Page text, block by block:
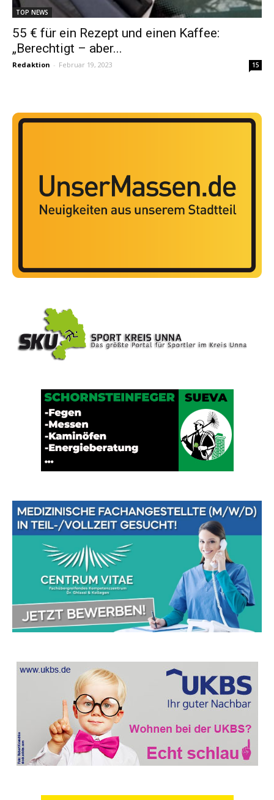
TOP NEWS
55 € für ein Rezept und einen Kaffee:
„Berechtigt – aber...
Redaktion - Februar 19, 2023 15